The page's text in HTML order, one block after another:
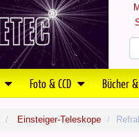
Foto & CCD Bücher
Einsteiger-Teleskope